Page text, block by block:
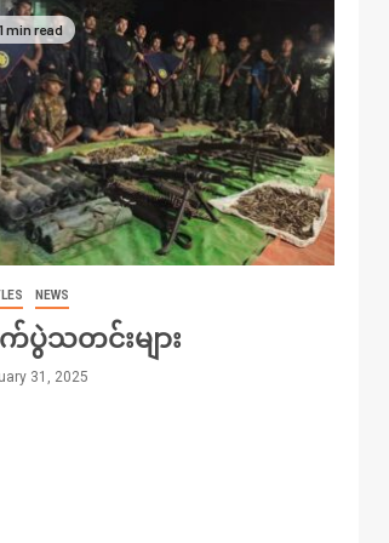
1 min read
NEWS
ပွဲသတင်းများ
31, 2025